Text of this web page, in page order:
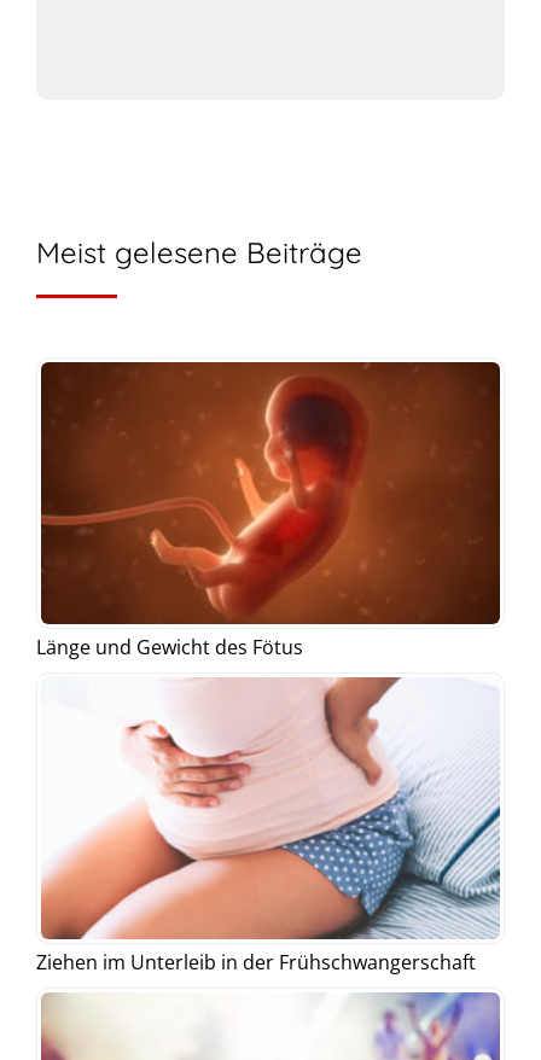
Meist gelesene Beiträge
Länge und Gewicht des Fötus
Ziehen im Unterleib in der Frühschwangerschaft